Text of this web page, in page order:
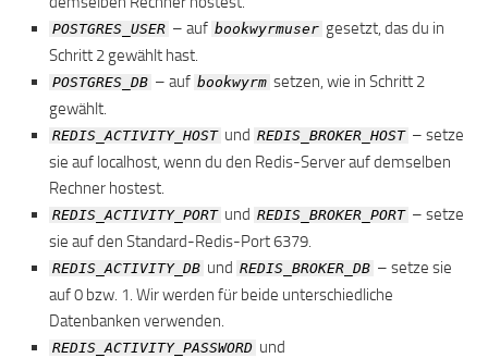
POSTGRES_USER – auf bookwyrmuser gesetzt, das du in
Schritt 2 gewählt hast.
POSTGRES_DB – auf bookwyrm setzen, wie in Schritt 2
gewählt.
REDIS_ACTIVITY_HOST und REDIS_BROKER_HOST – setze
sie auf localhost, wenn du den Redis-Server auf demselben
Rechner hostest.
REDIS_ACTIVITY_PORT und REDIS_BROKER_PORT – setze
sie auf den Standard-Redis-Port 6379.
REDIS_ACTIVITY_DB und REDIS_BROKER_DB – setze sie
auf 0 bzw. 1. Wir werden für beide unterschiedliche
Datenbanken verwenden.
REDIS_ACTIVITY_PASSWORD und